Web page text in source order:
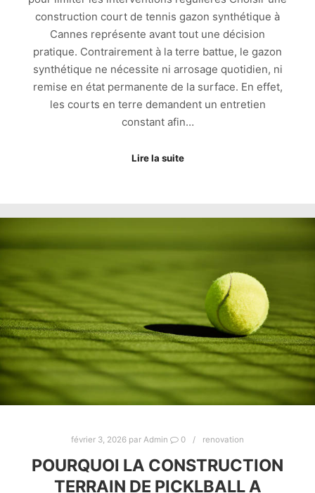
construction court de tennis gazon synthétique à
Cannes représente avant tout une décision
pratique. Contrairement à la terre battue, le gazon
synthétique ne nécessite ni arrosage quotidien, ni
remise en état permanente de la surface. En effet,
les courts en terre demandent un entretien
constant afin…
Lire la suite
février 3, 2026 par Admin 0 renovation
POURQUOI LA CONSTRUCTION
TERRAIN DE PICKLBALL A